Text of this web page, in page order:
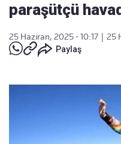
paraşütçü
25 Haziran, 2025 - 10:17
25
Paylaş